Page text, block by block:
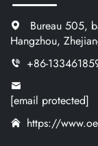
Bureau 505,
Hangzhou,
+86-
[email protected]
https://